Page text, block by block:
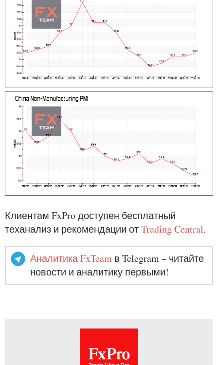
Клиентам FxPro доступен бесплатный
теханализ и рекомендации отTrading Central.
Аналитика FxTeam в Telegram – читайте
новости и аналитику первыми!